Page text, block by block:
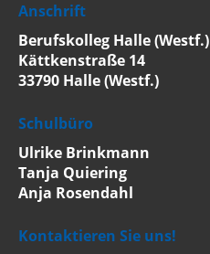
Anschrift
Berufskolleg Halle (Westf.)
Kättkenstraße 14
33790 Halle (Westf.)
Schulbüro
Ulrike Brinkmann
Tanja Quiering
Anja Rosendahl
Kontaktieren Sie uns!